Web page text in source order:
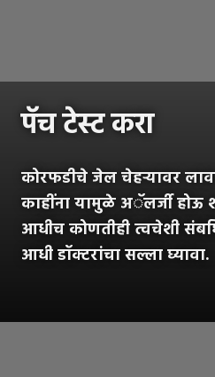
पॅच टेस्ट करा
कोरफडीचे जेल चेहऱ्यावर
काहींना यामुळे अॅलर्जी होऊ
आधीच कोणतीही त्वचेशी
आधी डॉक्टरांचा सल्ला घ्यावा.